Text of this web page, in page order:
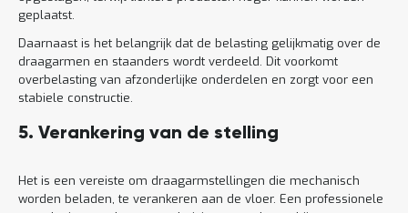
geplaatst.
Daarnaast is het belangrijk dat de belasting gelijkmatig over de
draagarmen en staanders wordt verdeeld. Dit voorkomt
overbelasting van afzonderlijke onderdelen en zorgt voor een
stabiele constructie.
5. Verankering van de stelling
Het is een vereiste om draagarmstellingen die mechanisch
worden beladen, te verankeren aan de vloer. Een professionele